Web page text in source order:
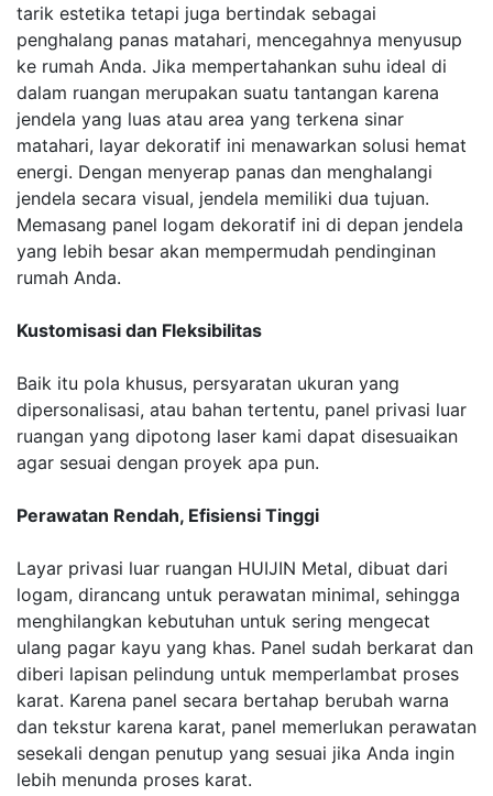
tarik estetika tetapi juga bertindak sebagai
penghalang panas matahari, mencegahnya menyusup
ke rumah Anda. Jika mempertahankan suhu ideal di
dalam ruangan merupakan suatu tantangan karena
jendela yang luas atau area yang terkena sinar
matahari, layar dekoratif ini menawarkan solusi hemat
energi. Dengan menyerap panas dan menghalangi
jendela secara visual, jendela memiliki dua tujuan.
Memasang panel logam dekoratif ini di depan jendela
yang lebih besar akan mempermudah pendinginan
rumah Anda.
Kustomisasi dan Fleksibilitas
Baik itu pola khusus, persyaratan ukuran yang
dipersonalisasi, atau bahan tertentu, panel privasi luar
ruangan yang dipotong laser kami dapat disesuaikan
agar sesuai dengan proyek apa pun.
Perawatan Rendah, Efisiensi Tinggi
Layar privasi luar ruangan HUIJIN Metal, dibuat dari
logam, dirancang untuk perawatan minimal, sehingga
menghilangkan kebutuhan untuk sering mengecat
ulang pagar kayu yang khas. Panel sudah berkarat dan
diberi lapisan pelindung untuk memperlambat proses
karat. Karena panel secara bertahap berubah warna
dan tekstur karena karat, panel memerlukan perawatan
sesekali dengan penutup yang sesuai jika Anda ingin
lebih menunda proses karat.